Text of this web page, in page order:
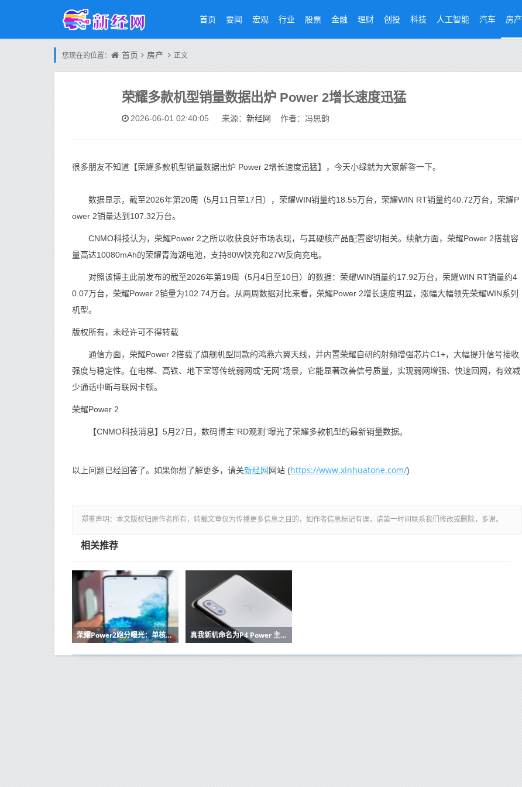
首页 要闻 宏观 行业 股票 金融 理财 创投 科技 人工智能 汽车 房产
您现在的位置： 首页 房产 正文
荣耀多款机型销量数据出炉 Power 2增长速度迅猛
2026-06-01 02:40:05 来源： 新经网 作者：冯思韵
很多朋友不知道【荣耀多款机型销量数据出炉 Power 2增长速度迅猛】，今天小绿就为大家解答一下。
数据显示，截至2026年第20周（5月11日至17日），荣耀WIN销量约18.55万台，荣耀WIN RT销量约40.72万台，荣耀P
ower 2销量达到107.32万台。
CNMO科技认为，荣耀Power 2之所以收获良好市场表现，与其硬核产品配置密切相关。续航方面，荣耀Power 2搭载容
量高达10080mAh的荣耀青海湖电池，支持80W快充和27W反向充电。
对照该博主此前发布的截至2026年第19周（5月4日至10日）的数据：荣耀WIN销量约17.92万台，荣耀WIN RT销量约4
0.07万台，荣耀Power 2销量为102.74万台。从两周数据对比来看，荣耀Power 2增长速度明显，涨幅大幅领先荣耀WIN系列
机型。
版权所有，未经许可不得转载
通信方面，荣耀Power 2搭载了旗舰机型同款的鸿燕六翼天线，并内置荣耀自研的射频增强芯片C1+，大幅提升信号接收
强度与稳定性。在电梯、高铁、地下室等传统弱网或“无网”场景，它能显著改善信号质量，实现弱网增强、快速回网，有效减
少通话中断与联网卡顿。
荣耀Power 2
【CNMO科技消息】5月27日，数码博主“RD观测”曝光了荣耀多款机型的最新销量数据。
以上问题已经回答了。如果你想了解更多，请关新经网网站 (https://www.xinhuatone.com/)
郑重声明：本文版权归原作者所有，转载文章仅为传播更多信息之目的，如作者信息标记有误，请第一时间联系我们修改或删除，多谢。
相关推荐
荣耀Power2跑分曝光：单核1.7k、多核6.5k 暂定下月发 真我新机命名为P4 Power 主打超长续航 支持旁路充电